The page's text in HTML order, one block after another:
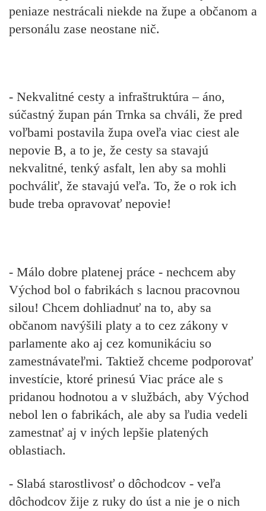
peniaze nestrácali niekde na župe a občanom a
personálu zase neostane nič.
- Nekvalitné cesty a infraštruktúra – áno,
súčastný župan pán Trnka sa chváli, že pred
voľbami postavila župa oveľa viac ciest ale
nepovie B, a to je, že cesty sa stavajú
nekvalitné, tenký asfalt, len aby sa mohli
pochváliť, že stavajú veľa. To, že o rok ich
bude treba opravovať nepovie!
- Málo dobre platenej práce - nechcem aby
Východ bol o fabrikách s lacnou pracovnou
silou! Chcem dohliadnuť na to, aby sa
občanom navýšili platy a to cez zákony v
parlamente ako aj cez komunikáciu so
zamestnávateľmi. Taktiež chceme podporovať
investície, ktoré prinesú Viac práce ale s
pridanou hodnotou a v službách, aby Východ
nebol len o fabrikách, ale aby sa ľudia vedeli
zamestnať aj v iných lepšie platených
oblastiach.
- Slabá starostlivosť o dôchodcov - veľa
dôchodcov žije z ruky do úst a nie je o nich